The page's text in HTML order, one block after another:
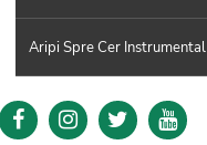
Aripi Spre Cer Instrumental